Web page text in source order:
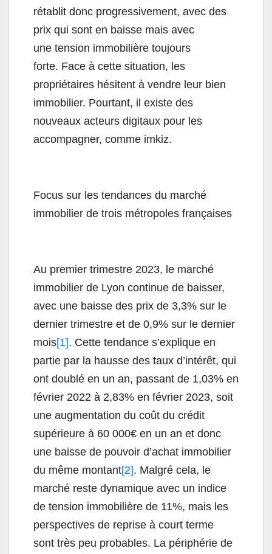
rétablit donc progressivement, avec des
prix qui sont en baisse mais avec
une tension immobilière toujours
forte. Face à cette situation, les
propriétaires hésitent à vendre leur bien
immobilier. Pourtant, il existe des
nouveaux acteurs digitaux pour les
accompagner, comme imkiz.
Focus sur les tendances du marché
immobilier de trois métropoles françaises
Au premier trimestre 2023, le marché
immobilier de Lyon continue de baisser,
avec une baisse des prix de 3,3% sur le
dernier trimestre et de 0,9% sur le dernier
mois[1]. Cette tendance s’explique en
partie par la hausse des taux d’intérêt, qui
ont doublé en un an, passant de 1,03% en
février 2022 à 2,83% en février 2023, soit
une augmentation du coût du crédit
supérieure à 60 000€ en un an et donc
une baisse de pouvoir d’achat immobilier
du même montant[2]. Malgré cela, le
marché reste dynamique avec un indice
de tension immobilière de 11%, mais les
perspectives de reprise à court terme
sont très peu probables. La périphérie de